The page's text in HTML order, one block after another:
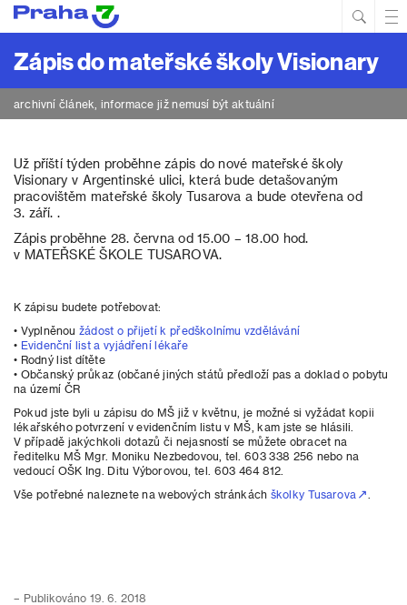
Zápis do mateřské školy Visionary
archivní článek, informace již nemusí být aktuální
Už příští týden proběhne zápis do nové mateřské školy
Visionary v Argentinské ulici, která bude detašovaným
pracovištěm mateřské školy Tusarova a bude otevřena od
3. září. .
Zápis proběhne 28. června od 15.00 – 18.00 hod.
v MATEŘSKÉ ŠKOLE TUSAROVA.
K zápisu budete potřebovat:
• Vyplněnoužádost o přijetí k předškolnímu vzdělávání
• Evidenční list a vyjádření lékaře
• Rodný list dítěte
• Občanský průkaz (občané jiných států předloží pas a doklad o pobytu
na území ČR
Pokud jste byli u zápisu do MŠ již v květnu, je možné si vyžádat kopii
lékařského potvrzení v evidenčním listu v MŠ, kam jste se hlásili.
V případě jakýchkoli dotazů či nejasností se můžete obracet na
ředitelku MŠ Mgr. Moniku Nezbedovou, tel. 603 338 256 nebo na
vedoucí OŠK Ing. Ditu Výborovou, tel. 603 464 812.
Vše potřebné naleznete na webových stránkách školky Tusarova
– Publikováno 19. 6. 2018